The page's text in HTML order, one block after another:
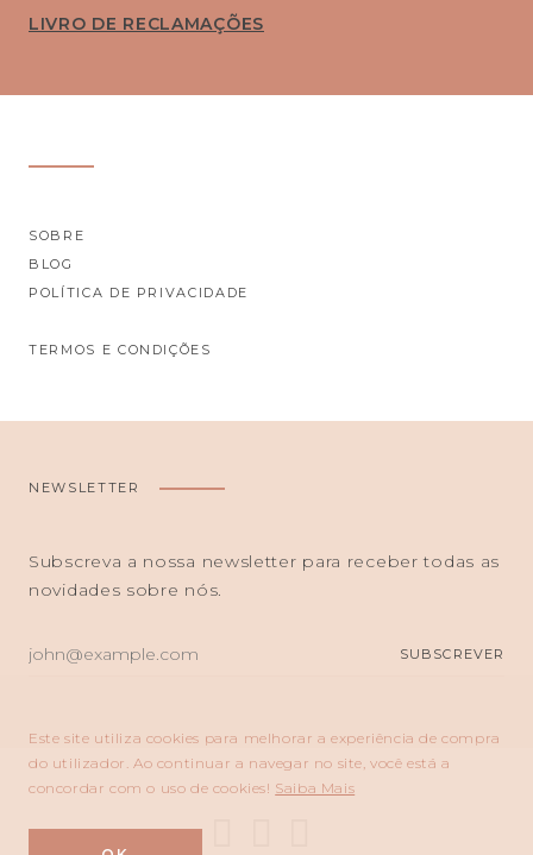
LIVRO DE RECLAMAÇÕES
SOBRE
BLOG
POLÍTICA DE PRIVACIDADE
TERMOS E CONDIÇÕES
NEWSLETTER
Subscreva a nossa newsletter para receber todas as
novidades sobre nós.
SEU
SUBSCREVER
Este site utiliza cookies para melhorar a experiência de compra
do utilizador. Ao continuar a navegar no site, você está a
concordar com o uso de cookies! Saiba Mais